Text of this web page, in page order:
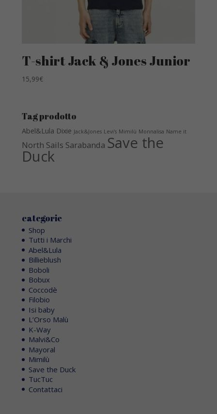
T-shirt Jack & Jones Junior
15,99€
Tag prodotto
Abel&Lula Dixie Jack&Jones Levi's Mimilù Monnalisa Name it
North Sails Sarabanda Save the
Duck
categorie
Shop
Tutti i Marchi
Abel&Lula
Billieblush
Boboli
Bobux
Coccodè
Filobio
Isi baby
L’Orso Malù
K-Way
Malvi&Co
Mayoral
Mimilù
Save the Duck
TucTuc
Contattaci